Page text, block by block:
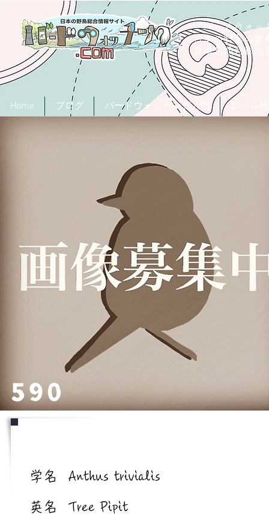
「バードウォッ
日本の野鳥の観
日本鳥類目録
Home ブログ バードウォッチング入門
590
学名 Anthus trivialis
英名 Tree Pipit